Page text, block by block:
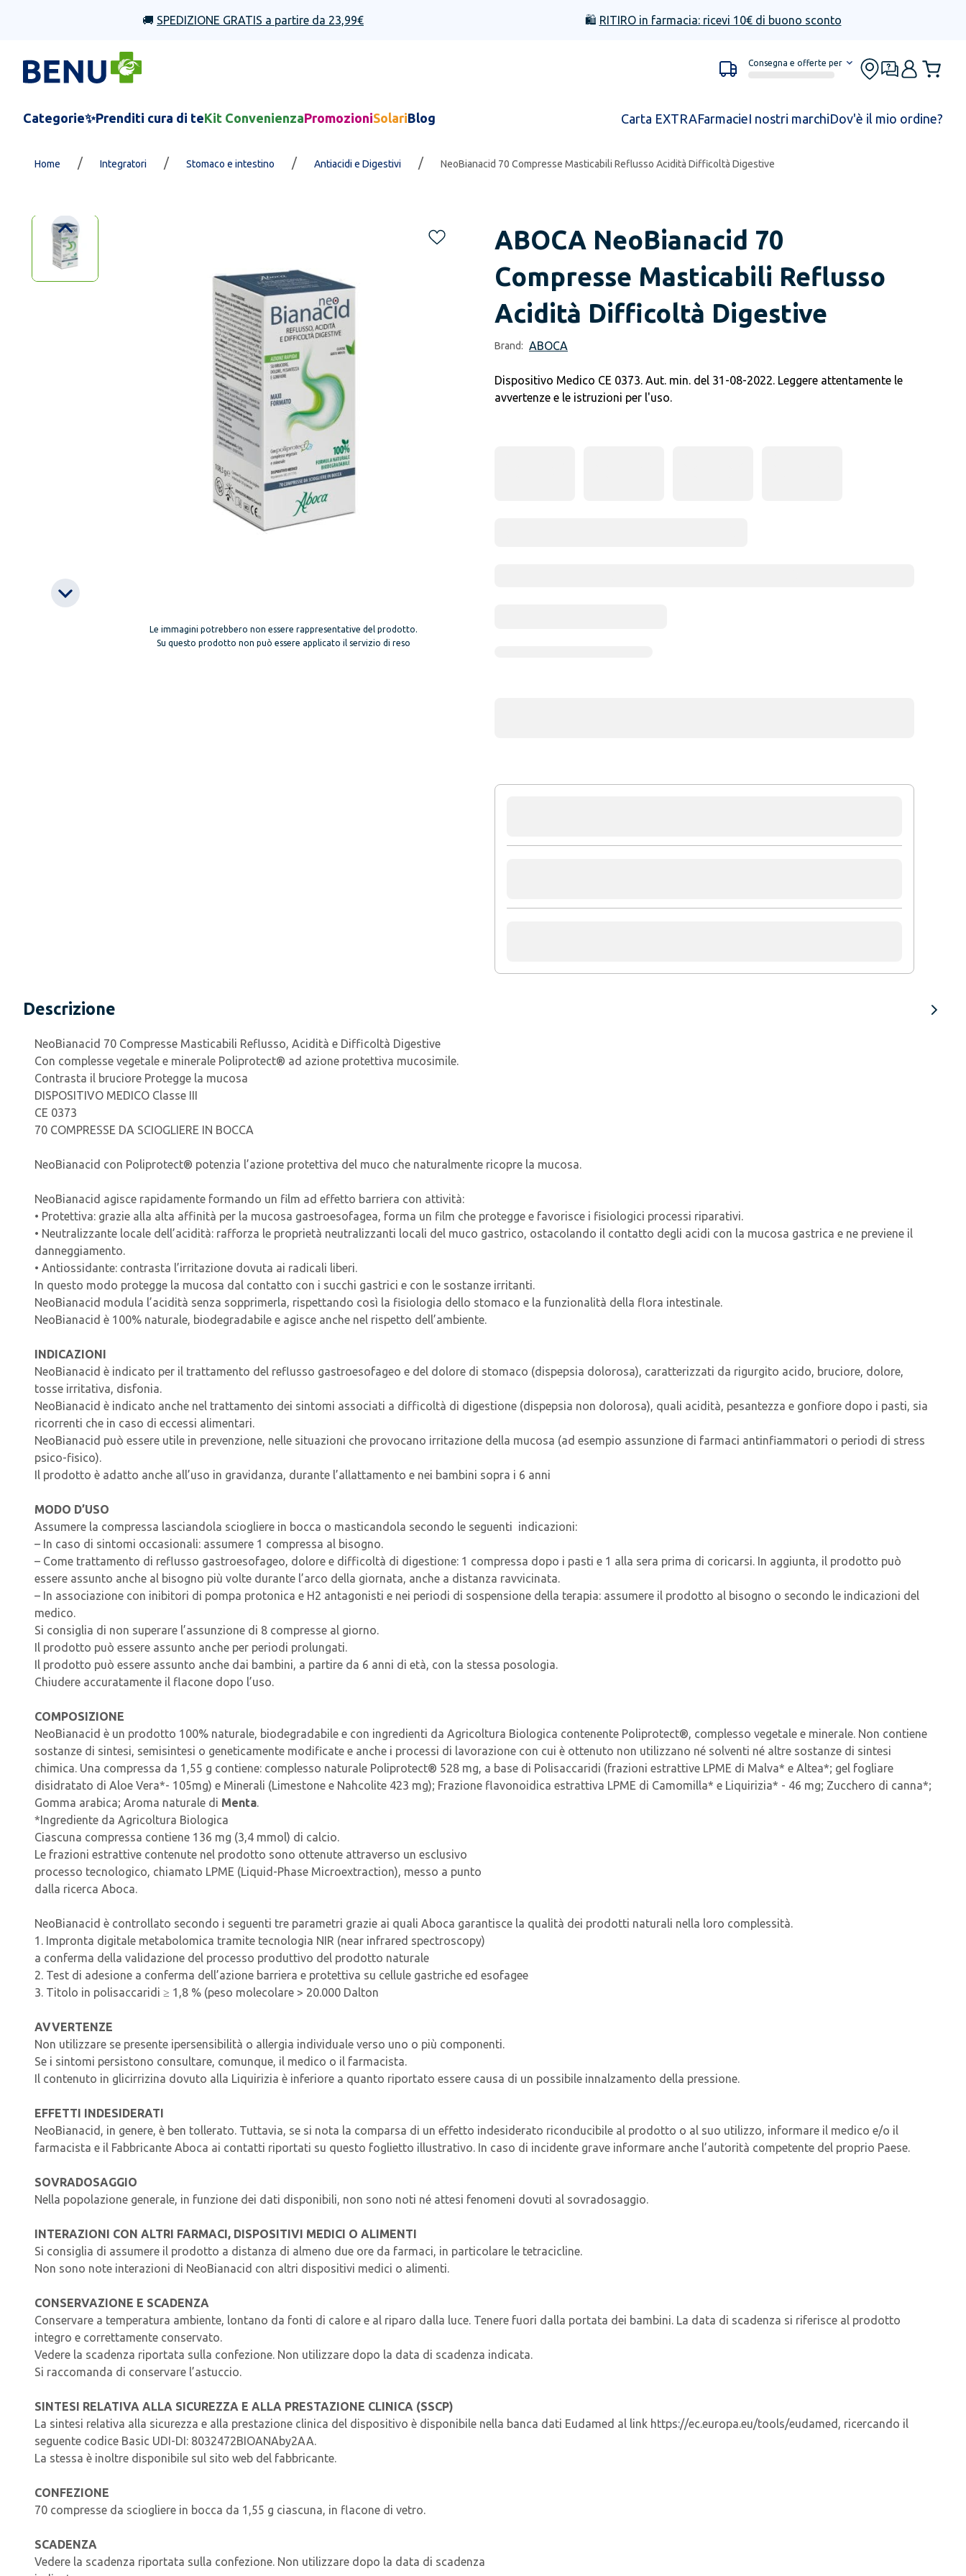
🚚 SPEDIZIONE GRATIS a partire da 23,99€ 🛍️ RITIRO in farmacia: ricevi 10€ di buono sconto
Consegna e offerte per
Categorie✨Prenditi cura di teKit ConvenienzaPromozioniSolariBlog Carta EXTRAFarmacieI nostri marchiDov'è il mio ordine?
Home / Integratori / Stomaco e intestino / Antiacidi e Digestivi / NeoBianacid 70 Compresse Masticabili Reflusso Acidità Difficoltà Digestive
Le immagini potrebbero non essere rappresentative del prodotto.
Su questo prodotto non può essere applicato il servizio di reso
ABOCA NeoBianacid 70
Compresse Masticabili Reflusso
Acidità Difficoltà Digestive
Brand: ABOCA
Dispositivo Medico CE 0373. Aut. min. del 31-08-2022. Leggere attentamente le
avvertenze e le istruzioni per l'uso.
Descrizione
NeoBianacid 70 Compresse Masticabili Reflusso, Acidità e Difficoltà Digestive
Con complesse vegetale e minerale Poliprotect® ad azione protettiva mucosimile.
Contrasta il bruciore Protegge la mucosa
DISPOSITIVO MEDICO Classe III
CE 0373
70 COMPRESSE DA SCIOGLIERE IN BOCCA
NeoBianacid con Poliprotect® potenzia l’azione protettiva del muco che naturalmente ricopre la mucosa.
NeoBianacid agisce rapidamente formando un film ad effetto barriera con attività:
• Protettiva: grazie alla alta affinità per la mucosa gastroesofagea, forma un film che protegge e favorisce i fisiologici processi riparativi.
• Neutralizzante locale dell’acidità: rafforza le proprietà neutralizzanti locali del muco gastrico, ostacolando il contatto degli acidi con la mucosa gastrica e ne previene il
danneggiamento.
• Antiossidante: contrasta l’irritazione dovuta ai radicali liberi.
In questo modo protegge la mucosa dal contatto con i succhi gastrici e con le sostanze irritanti.
NeoBianacid modula l’acidità senza sopprimerla, rispettando così la fisiologia dello stomaco e la funzionalità della flora intestinale.
NeoBianacid è 100% naturale, biodegradabile e agisce anche nel rispetto dell’ambiente.
INDICAZIONI
NeoBianacid è indicato per il trattamento del reflusso gastroesofageo e del dolore di stomaco (dispepsia dolorosa), caratterizzati da rigurgito acido, bruciore, dolore,
tosse irritativa, disfonia.
NeoBianacid è indicato anche nel trattamento dei sintomi associati a difficoltà di digestione (dispepsia non dolorosa), quali acidità, pesantezza e gonfiore dopo i pasti, sia
ricorrenti che in caso di eccessi alimentari.
NeoBianacid può essere utile in prevenzione, nelle situazioni che provocano irritazione della mucosa (ad esempio assunzione di farmaci antinfiammatori o periodi di stress
psico-fisico).
Il prodotto è adatto anche all’uso in gravidanza, durante l’allattamento e nei bambini sopra i 6 anni
MODO D’USO
Assumere la compressa lasciandola sciogliere in bocca o masticandola secondo le seguenti indicazioni:
– In caso di sintomi occasionali: assumere 1 compressa al bisogno.
– Come trattamento di reflusso gastroesofageo, dolore e difficoltà di digestione: 1 compressa dopo i pasti e 1 alla sera prima di coricarsi. In aggiunta, il prodotto può
essere assunto anche al bisogno più volte durante l’arco della giornata, anche a distanza ravvicinata.
– In associazione con inibitori di pompa protonica e H2 antagonisti e nei periodi di sospensione della terapia: assumere il prodotto al bisogno o secondo le indicazioni del
medico.
Si consiglia di non superare l’assunzione di 8 compresse al giorno.
Il prodotto può essere assunto anche per periodi prolungati.
Il prodotto può essere assunto anche dai bambini, a partire da 6 anni di età, con la stessa posologia.
Chiudere accuratamente il flacone dopo l’uso.
COMPOSIZIONE
NeoBianacid è un prodotto 100% naturale, biodegradabile e con ingredienti da Agricoltura Biologica contenente Poliprotect®, complesso vegetale e minerale. Non contiene
sostanze di sintesi, semisintesi o geneticamente modificate e anche i processi di lavorazione con cui è ottenuto non utilizzano né solventi né altre sostanze di sintesi
chimica. Una compressa da 1,55 g contiene: complesso naturale Poliprotect® 528 mg, a base di Polisaccaridi (frazioni estrattive LPME di Malva* e Altea*; gel fogliare
disidratato di Aloe Vera*- 105mg) e Minerali (Limestone e Nahcolite 423 mg); Frazione flavonoidica estrattiva LPME di Camomilla* e Liquirizia* - 46 mg; Zucchero di canna*;
Gomma arabica; Aroma naturale di Menta.
*Ingrediente da Agricoltura Biologica
Ciascuna compressa contiene 136 mg (3,4 mmol) di calcio.
Le frazioni estrattive contenute nel prodotto sono ottenute attraverso un esclusivo
processo tecnologico, chiamato LPME (Liquid-Phase Microextraction), messo a punto
dalla ricerca Aboca.
NeoBianacid è controllato secondo i seguenti tre parametri grazie ai quali Aboca garantisce la qualità dei prodotti naturali nella loro complessità.
1. Impronta digitale metabolomica tramite tecnologia NIR (near infrared spectroscopy)
a conferma della validazione del processo produttivo del prodotto naturale
2. Test di adesione a conferma dell’azione barriera e protettiva su cellule gastriche ed esofagee
3. Titolo in polisaccaridi ≥ 1,8 % (peso molecolare > 20.000 Dalton
AVVERTENZE
Non utilizzare se presente ipersensibilità o allergia individuale verso uno o più componenti.
Se i sintomi persistono consultare, comunque, il medico o il farmacista.
Il contenuto in glicirrizina dovuto alla Liquirizia è inferiore a quanto riportato essere causa di un possibile innalzamento della pressione.
EFFETTI INDESIDERATI
NeoBianacid, in genere, è ben tollerato. Tuttavia, se si nota la comparsa di un effetto indesiderato riconducibile al prodotto o al suo utilizzo, informare il medico e/o il
farmacista e il Fabbricante Aboca ai contatti riportati su questo foglietto illustrativo. In caso di incidente grave informare anche l’autorità competente del proprio Paese.
SOVRADOSAGGIO
Nella popolazione generale, in funzione dei dati disponibili, non sono noti né attesi fenomeni dovuti al sovradosaggio.
INTERAZIONI CON ALTRI FARMACI, DISPOSITIVI MEDICI O ALIMENTI
Si consiglia di assumere il prodotto a distanza di almeno due ore da farmaci, in particolare le tetracicline.
Non sono note interazioni di NeoBianacid con altri dispositivi medici o alimenti.
CONSERVAZIONE E SCADENZA
Conservare a temperatura ambiente, lontano da fonti di calore e al riparo dalla luce. Tenere fuori dalla portata dei bambini. La data di scadenza si riferisce al prodotto
integro e correttamente conservato.
Vedere la scadenza riportata sulla confezione. Non utilizzare dopo la data di scadenza indicata.
Si raccomanda di conservare l’astuccio.
SINTESI RELATIVA ALLA SICUREZZA E ALLA PRESTAZIONE CLINICA (SSCP)
La sintesi relativa alla sicurezza e alla prestazione clinica del dispositivo è disponibile nella banca dati Eudamed al link https://ec.europa.eu/tools/eudamed, ricercando il
seguente codice Basic UDI-DI: 8032472BIOANAby2AA.
La stessa è inoltre disponibile sul sito web del fabbricante.
CONFEZIONE
70 compresse da sciogliere in bocca da 1,55 g ciascuna, in flacone di vetro.
SCADENZA
Vedere la scadenza riportata sulla confezione. Non utilizzare dopo la data di scadenza